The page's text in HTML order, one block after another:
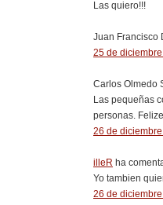
Las quiero!!!
Juan Francisco
25 de
Carlos Olmedo
Las pequeñas
personas.
26 de
illeR ha
Yo tambien
26 de